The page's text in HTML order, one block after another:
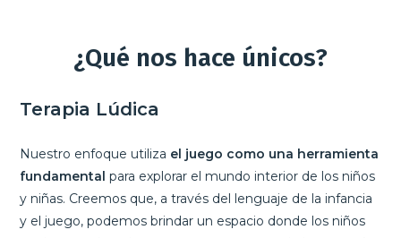
¿Qué nos hace únicos?
Terapia Lúdica
Nuestro enfoque utiliza el juego como una herramienta
fundamentalpara explorar el mundo interior de los niños
y niñas. Creemos que, a través del lenguaje de la infancia
y el juego, podemos brindar un espacio donde los niños